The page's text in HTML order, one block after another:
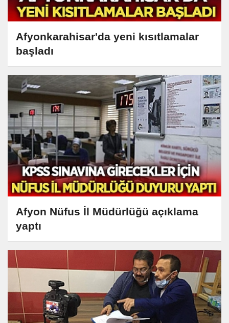
Afyonkarahisar'da yeni kısıtlamalar
başladı
Afyon Nüfus İl Müdürlüğü açıklama
yaptı